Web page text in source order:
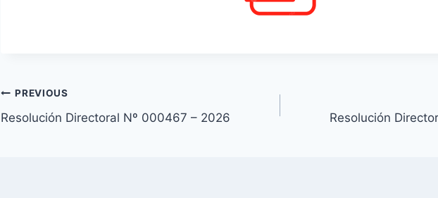
Navegación
de
PREVIOUS
Resolución Directoral Nº 000467 – 2026 Resolución